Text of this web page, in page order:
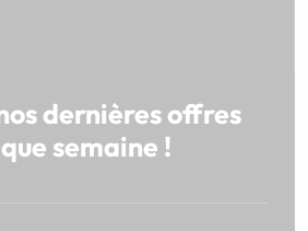
dernières offres
semaine !